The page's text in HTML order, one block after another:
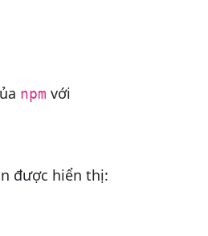
npm với
được hiển thị: